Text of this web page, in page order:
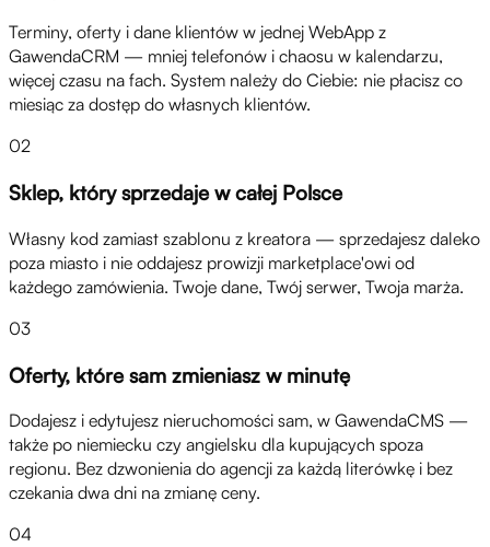
Terminy, oferty i dane klientów w jednej WebApp z
GawendaCRM — mniej telefonów i chaosu w kalendarzu,
więcej czasu na fach. System należy do Ciebie: nie płacisz co
miesiąc za dostęp do własnych klientów.
02
Sklep, który sprzedaje w całej Polsce
Własny kod zamiast szablonu z kreatora — sprzedajesz daleko
poza miasto i nie oddajesz prowizji marketplace'owi od
każdego zamówienia. Twoje dane, Twój serwer, Twoja marża.
03
Oferty, które sam zmieniasz w minutę
Dodajesz i edytujesz nieruchomości sam, w GawendaCMS —
także po niemiecku czy angielsku dla kupujących spoza
regionu. Bez dzwonienia do agencji za każdą literówkę i bez
czekania dwa dni na zmianę ceny.
04